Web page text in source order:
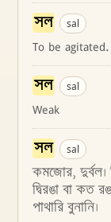
সল sal
To be
সল sal
Weak
সল sal
কমজোর, দুর্বল।
দ্বিরঙা বা কত
পাথারি বুনানি।